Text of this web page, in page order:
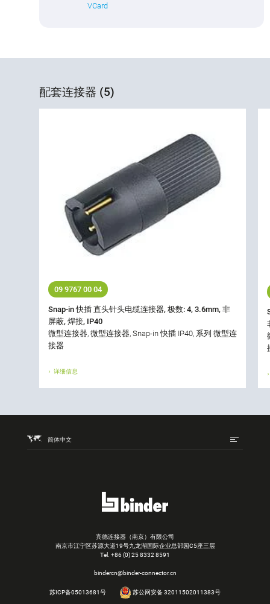
VCard
配套连接器 (5)
09 9767 00 04
Snap-in 快插 直头针头电缆连接器, 极数: 4, 3.6mm, 非
屏蔽, 焊接, IP40
微型连接器, 微型连接器, Snap-in 快插 IP40, 系列 微型连
接器
详细信息
简体中文
宾德连接器（南京）有限公司
南京市江宁区苏源大道19号九龙湖国际企业总部园C5座三层
Tel. +86 (0) 25 8332 8591
bindercn@binder-connector.cn
苏ICP备05013681号 苏公网安备 32011502011383号